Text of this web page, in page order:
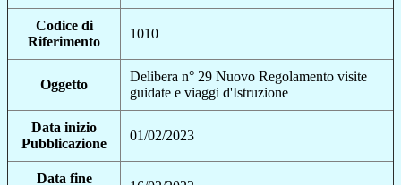
Codice di
Riferimento
1010
Oggetto
Delibera n° 29 Nuovo Regolamento visite
guidate e viaggi d'Istruzione
Data inizio
Pubblicazione
01/02/2023
Data fine